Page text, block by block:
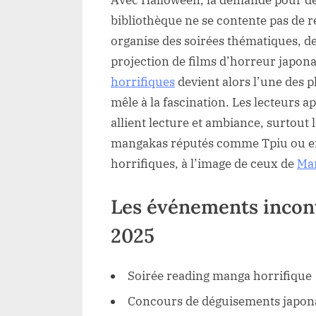
bibliothèque ne se contente pas de
organise des soirées thématiques,
projection de films d’horreur
horrifiquesdevient alors l’une des
mêle à la fascination. Les lecteurs
allient lecture et ambiance, surtout
mangakas réputés comme Tpiu ou
horrifiques, à l’image de ceux de
Les événements
2025
Soirée reading manga horrifique
Concours de déguisements